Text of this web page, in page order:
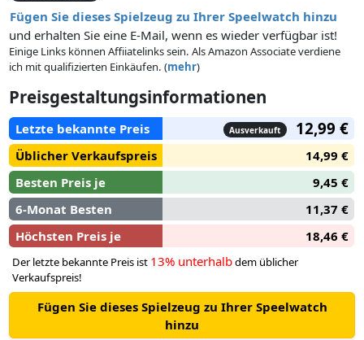
Fügen Sie dieses Spielzeug zu Ihrer Speelwatch hinzu
und erhalten Sie eine E-Mail, wenn es wieder verfügbar ist!
Einige Links können Affiiatelinks sein. Als Amazon Associate verdiene
ich mit qualifizierten Einkäufen. (mehr)
Preisgestaltungsinformationen
Letzte bekannte Preis Ausverkauft 12,99 €
Üblicher Verkaufspreis
14,99 €
Besten Preis je
9,45 €
6-Monat Besten
11,37 €
Höchsten Preis je
18,46 €
Der letzte bekannte Preis ist 13% unterhalbdem üblicher
Verkaufspreis!
Fügen Sie dieses Spielzeug zu Ihrer Speelwatch
hinzu